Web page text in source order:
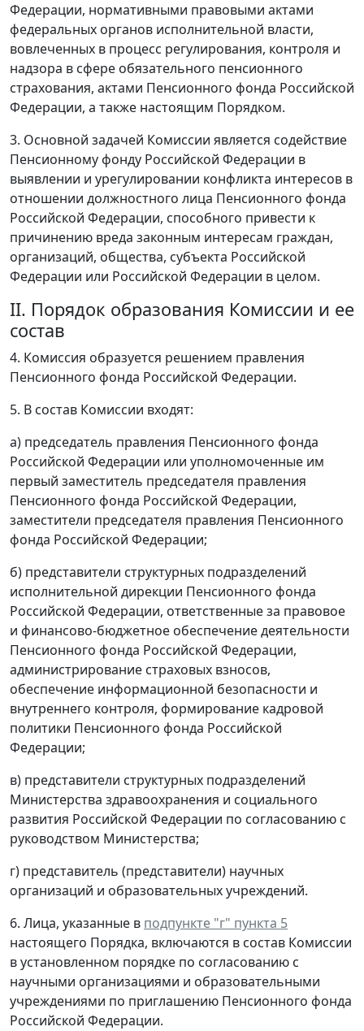
Федерации, нормативными правовыми актами
федеральных органов исполнительной власти,
вовлеченных в процесс регулирования, контроля и
надзора в сфере обязательного пенсионного
страхования, актами Пенсионного фонда Российской
Федерации, а также настоящим Порядком.
3. Основной задачей Комиссии является содействие
Пенсионному фонду Российской Федерации в
выявлении и урегулировании конфликта интересов в
отношении должностного лица Пенсионного фонда
Российской Федерации, способного привести к
причинению вреда законным интересам граждан,
организаций, общества, субъекта Российской
Федерации или Российской Федерации в целом.
II. Порядок образования Комиссии и ее
состав
4. Комиссия образуется решением правления
Пенсионного фонда Российской Федерации.
5. В состав Комиссии входят:
а) председатель правления Пенсионного фонда
Российской Федерации или уполномоченные им
первый заместитель председателя правления
Пенсионного фонда Российской Федерации,
заместители председателя правления Пенсионного
фонда Российской Федерации;
б) представители структурных подразделений
исполнительной дирекции Пенсионного фонда
Российской Федерации, ответственные за правовое
и финансово-бюджетное обеспечение деятельности
Пенсионного фонда Российской Федерации,
администрирование страховых взносов,
обеспечение информационной безопасности и
внутреннего контроля, формирование кадровой
политики Пенсионного фонда Российской
Федерации;
в) представители структурных подразделений
Министерства здравоохранения и социального
развития Российской Федерации по согласованию с
руководством Министерства;
г) представитель (представители) научных
организаций и образовательных учреждений.
6. Лица, указанные в подпункте "г" пункта 5
настоящего Порядка, включаются в состав Комиссии
в установленном порядке по согласованию с
научными организациями и образовательными
учреждениями по приглашению Пенсионного фонда
Российской Федерации.